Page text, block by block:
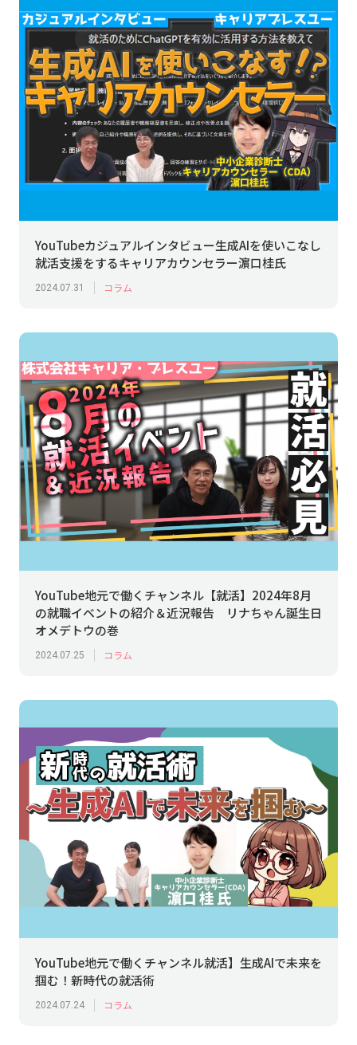
YouTubeカジュアルインタビュー生成AIを使いこなし
就活支援をするキャリアカウンセラー濵口桂氏
2024.07.31 コラム
YouTube地元で働くチャンネル【就活】2024年8月
の就職イベントの紹介＆近況報告 リナちゃん誕生日
オメデトウの巻
2024.07.25 コラム
YouTube地元で働くチャンネル就活】生成AIで未来を
掴む！新時代の就活術
2024.07.24 コラム